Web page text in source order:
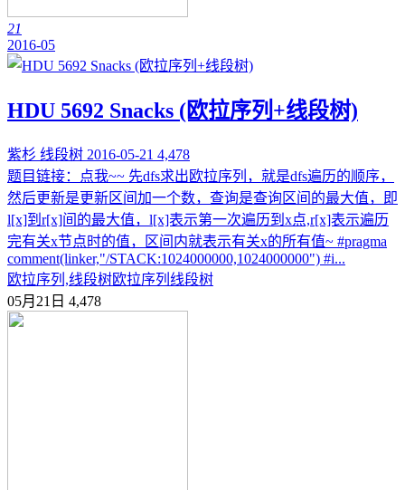
21
2016-05
HDU 5692 Snacks (欧拉序列+线段树)
紫杉 线段树 2016-05-21 4,478
题目链接：点我~~ 先dfs求出欧拉序列，就是dfs遍历的顺序，
然后更新是更新区间加一个数，查询是查询区间的最大值，即
l[x]到r[x]间的最大值，l[x]表示第一次遍历到x点,r[x]表示遍历
完有关x节点时的值，区间内就表示有关x的所有值~ #pragma
comment(linker,"/STACK:1024000000,1024000000") #i...
欧拉序列,线段树欧拉序列 线段树
05月21日 4,478